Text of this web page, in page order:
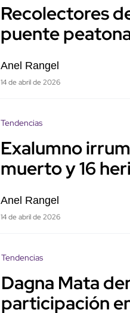
Recolectores
puente
Anel Rangel
14 de abril de 2026
Tendencias
Exalumno
muerto y 16
Anel Rangel
14 de abril de 2026
Tendencias
Dagna Mata
participación